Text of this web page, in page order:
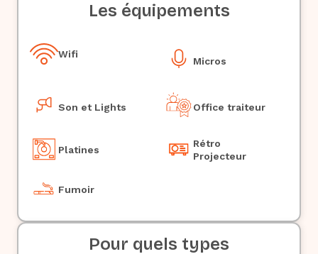
Les équipements
Wifi
Micros
Son et Lights Office traiteur
Platines
Rétro
Projecteur
Fumoir
Pour quels types